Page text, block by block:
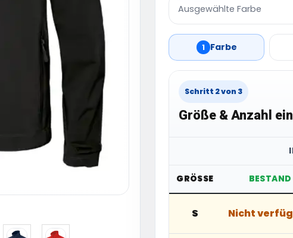
Ausgewählte Farbe
1 Farbe
Schritt 2 von 3
Größe & Anzahl
GRÖSSE BESTAND
S Nicht